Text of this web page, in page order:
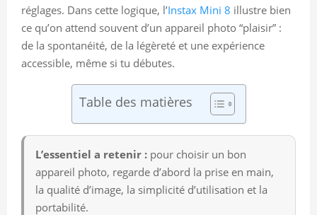
réglages. Dans cette logique, l’Instax Mini 8 illustre bien
ce qu’on attend souvent d’un appareil photo “plaisir” :
de la spontanéité, de la légèreté et une expérience
accessible, même si tu débutes.
Table des matières
L’essentiel a retenir : pour choisir un bon
appareil photo, regarde d’abord la prise en main,
la qualité d’image, la simplicité d’utilisation et la
portabilité.